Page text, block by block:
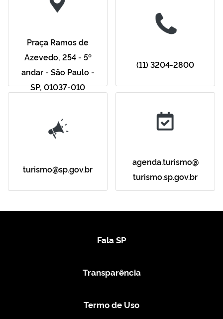
Praça Ramos de
Azevedo, 254 - 5º
andar - São Paulo -
SP, 01037-010
(11) 3204-2800
turismo@sp.gov.br
agenda.turismo@
turismo.sp.gov.br
Fala SP
Transparência
Termo de Uso